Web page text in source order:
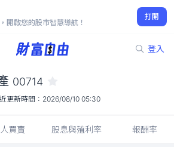
開啟您的股市智慧導航！
打開
登入
22.41
0.35%
00714
更新時間： 2026/08/10 05:30
買賣 股息與殖利率 報酬率